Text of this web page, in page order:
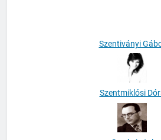
Szentmiklósi Dóra
Szerb Antal